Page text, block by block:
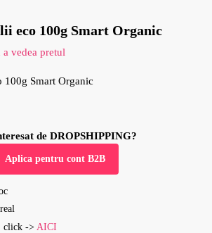
eco 100g Smart Organic
a vedea pretul
100g Smart Organic
de DROPSHIPPING?
Aplica pentru cont B2B
click -> AICI